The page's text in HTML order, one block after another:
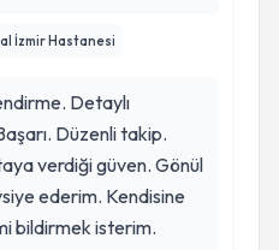
İzmir Hastanesi
Detaylı
Düzenli takip.
verdiği güven. Gönül
ederim. Kendisine
bildirmek isterim.